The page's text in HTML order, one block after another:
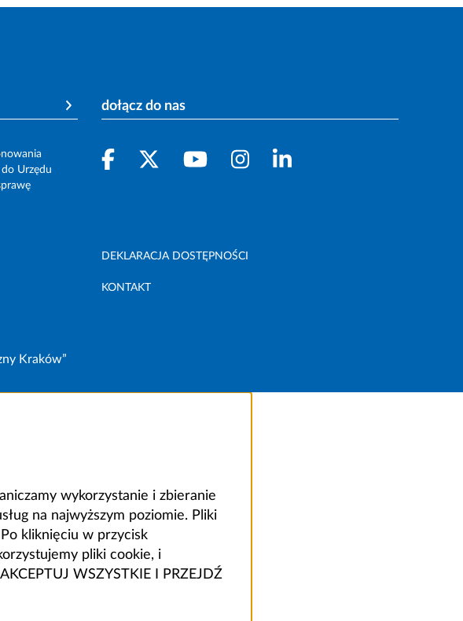
do Urzędu
dołącz do nas
DEKLARACJA DOSTĘPNOŚCI
KONTAKT
Kraków”
wykorzystanie i zbieranie
na najwyższym poziomie. Pliki
kliknięciu w przycisk
pliki cookie, i
WSZYSTKIE I PRZEJDŹ